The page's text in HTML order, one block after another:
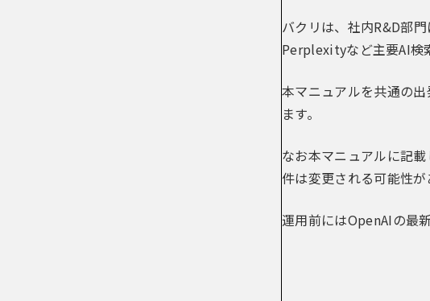
バクリは、社内R&D部
Perplexityなど主要AI検
本マニュアルを共通の
ます。
なお本マニュアルに記
件は変更される可能性が
運用前にはOpenAIの最